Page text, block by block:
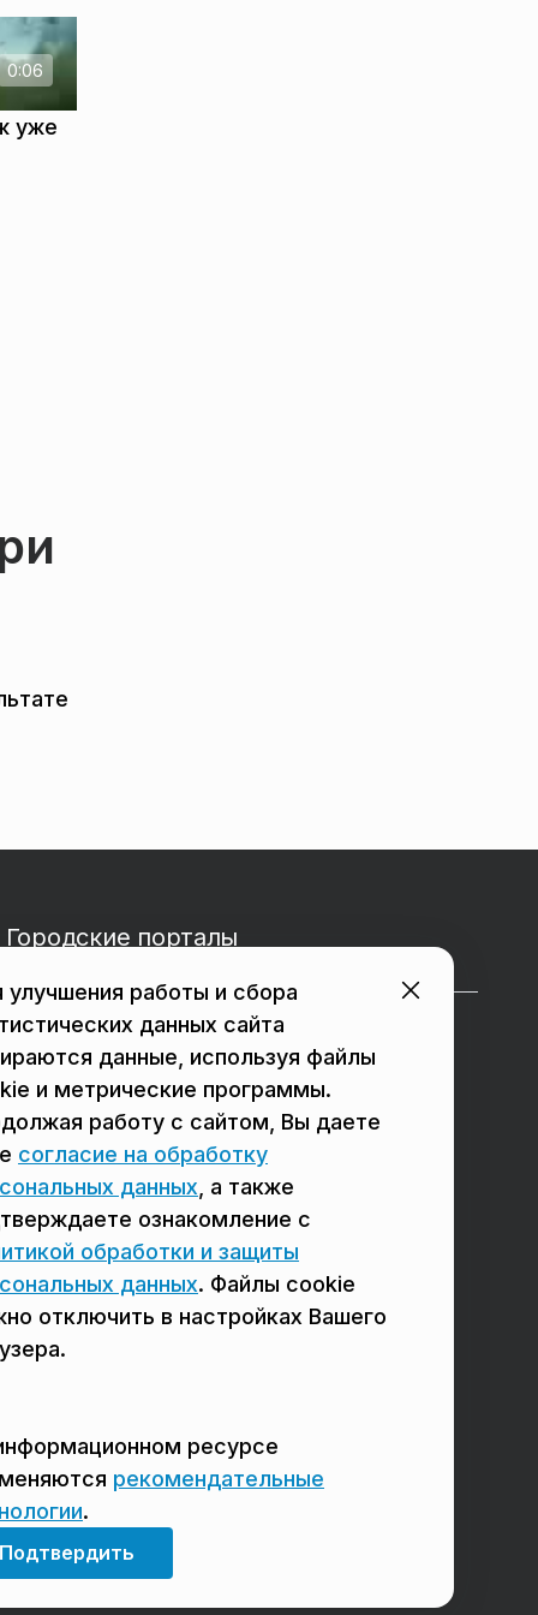
0:06
уже
Городские порталы
в Реутове в Балашихе
в Сергиевом Посаде в Люберцах
в Домодедово в Щёлково
Мы в соцсетях
улучшения работы и сбора
данных сайта
данные, используя файлы
и метрические программы.
работу с сайтом, Вы даете
согласие на обработку
данных , а также
ознакомление с
обработки и защиты
данных. Файлы cookie
отключить в настройках Вашего
ресурсе
рекомендательные
.
Подтвердить